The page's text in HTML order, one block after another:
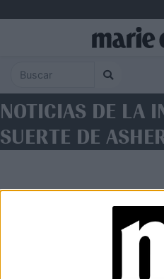
NOTICIAS DE LA
SUERTE DE